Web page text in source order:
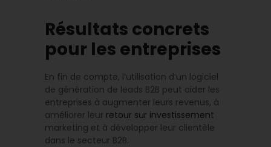
Résultats concrets
pour les entreprises
En fin de compte, l’utilisation d’un logiciel
de génération de leads B2B peut aider les
entreprises à augmenter leurs revenus, à
améliorer leur retour sur investissement
marketing et à développer leur clientèle
dans le secteur B2B.